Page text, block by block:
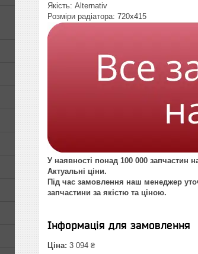
Якість: Alternativ
Розміри радіатора: 720x415
У наявності понад 100 000 запчастин
Актуальні ціни.
Під час замовлення наш менеджер
запчастини за якістю та ціною.
Інформація для замовлення
Ціна: 3 094 ₴